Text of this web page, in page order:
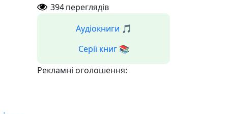
394переглядів
Аудіокниги 🎵
Серії книг 📚
Рекламні оголошення: